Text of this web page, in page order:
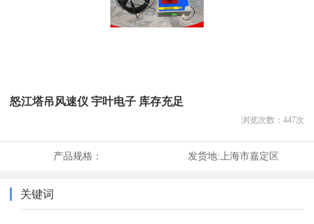
怒江塔吊风速仪 宇叶电子 库存充足
浏览次数： 447次
产品规格： 发货地:上海市嘉定区
关键词